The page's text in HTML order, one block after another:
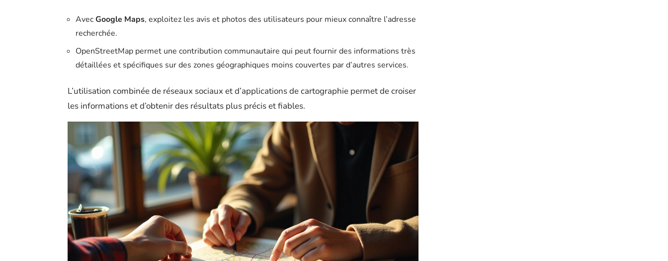
AvecGoogle Maps, exploitez les avis et photos des utilisateurs pour mieux connaître l’adresse
recherchée.
OpenStreetMap permet une contribution communautaire qui peut fournir des informations très
détaillées et spécifiques sur des zones géographiques moins couvertes par d’autres services.
L’utilisation combinée de réseaux sociaux et d’applications de cartographie permet de croiser
les informations et d’obtenir des résultats plus précis et fiables.